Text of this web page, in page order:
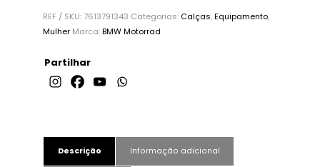
REF / SKU: 7613791343 Categorias: Calças,Equipamento,
Mulher Marca:BMW Motorrad
Partilhar
Descrição Informação adicional